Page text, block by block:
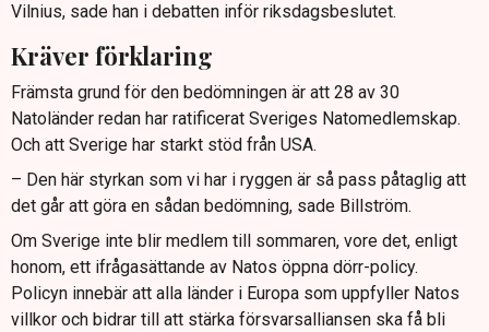
Vilnius, sade han i debatten inför riksdagsbeslutet.
Kräver förklaring
Främsta grund för den bedömningen är att 28 av 30
Natoländer redan har ratificerat Sveriges Natomedlemskap.
Och att Sverige har starkt stöd från USA.
– Den här styrkan som vi har i ryggen är så pass påtaglig att
det går att göra en sådan bedömning, sade Billström.
Om Sverige inte blir medlem till sommaren, vore det, enligt
honom, ett ifrågasättande av Natos öppna dörr-policy.
Policyn innebär att alla länder i Europa som uppfyller Natos
villkor och bidrar till att stärka försvarsalliansen ska få bli